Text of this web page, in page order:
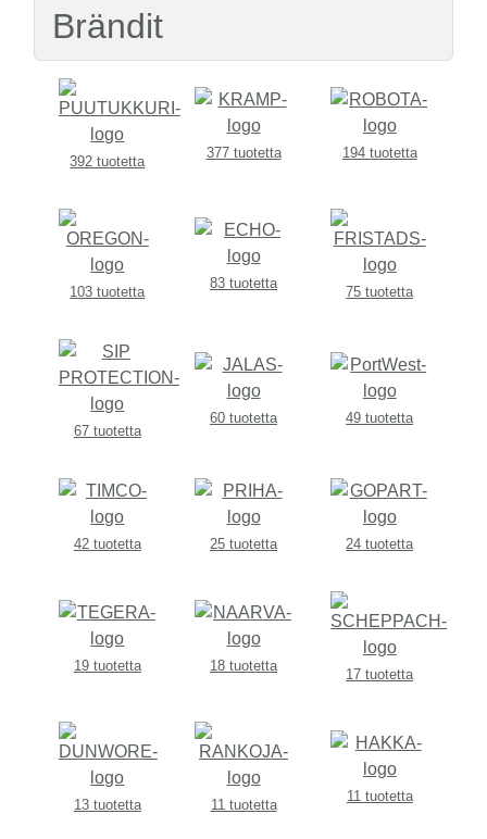
Brändit
392 tuotetta
377 tuotetta 194 tuotetta
103 tuotetta
83 tuotetta
75 tuotetta
67 tuotetta
60 tuotetta 49 tuotetta
42 tuotetta 25 tuotetta 24 tuotetta
19 tuotetta 18 tuotetta
17 tuotetta
13 tuotetta 11 tuotetta
11 tuotetta